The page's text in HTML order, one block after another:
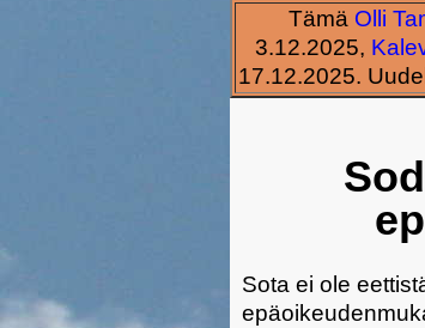
Tämä Olli
3.12.2025,
17.12.2025.
Sota ei ole